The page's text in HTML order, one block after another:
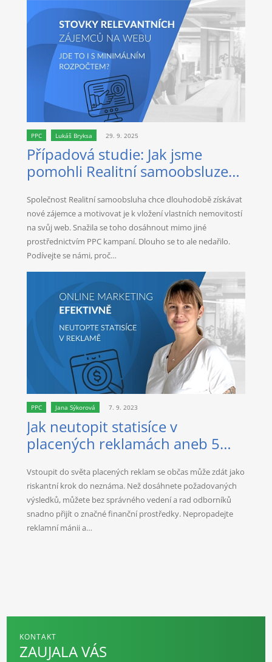
PPC Lukáš Bryksa 29. 9. 2025
Případová studie: Jak jsme
pomohli Realitní samoobsluze
Společnost Realitní samoobsluha chce dlouhodobě získávat
nové zájemce a motivovat je k vložení vlastních nemovitostí
na svůj web. Snažila se toho dosáhnout mimo jiné
prostřednictvím PPC kampaní. Dlouho se to ale nedařilo.
Podívejte se námi, proč…
PPC Jana Sýkorová 7. 9. 2023
Jak neutopit statisíce v
placených reklamách aneb 5
online marketing
Vstoupit do světa placených reklam se občas může zdát jako
riskantní krok do neznáma. Než dosáhnete požadovaných
výsledků, můžete bez správného vedení a rad odborníků
snadno přijít o značné finanční prostředky. Nepropadejte
reklamní mánii a…
KONTAKT
ZAUJALA VÁS